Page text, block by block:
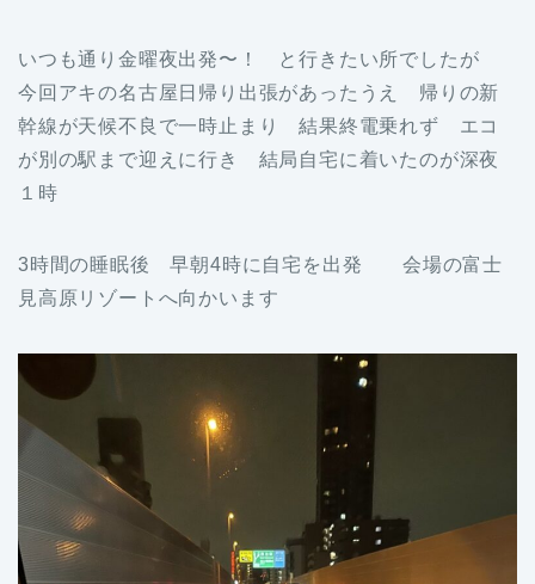
いつも通り金曜夜出発〜！ と行きたい所でしたが
今回アキの名古屋日帰り出張があったうえ 帰りの新
幹線が天候不良で一時止まり 結果終電乗れず エコ
が別の駅まで迎えに行き 結局自宅に着いたのが深夜
１時
3時間の睡眠後 早朝4時に自宅を出発 会場の富士
見高原リゾートへ向かいます